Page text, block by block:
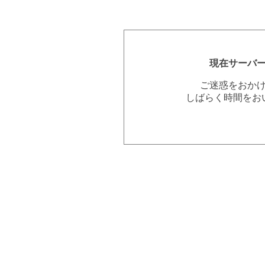
現在サーバ
ご迷惑をおか
しばらく時間を